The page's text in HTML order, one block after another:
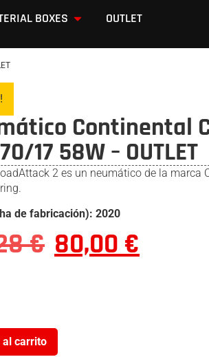
BOXES OUTLET
Continental
17 58W – OUTLET
2 es un neumático de la marca
de fabricación): 2020
€ 80,00€
al carrito